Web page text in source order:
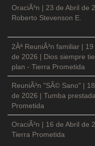
OraciÃ³n | 23 de Abril de
Roberto Stevenson E.
2Âª ReuniÃ³n familiar |
de 2026 | Dios siempre
plan - Tierra Prometida
ReuniÃ³n "SÃ© Sano" |
de 2026 | Tumba
Prometida
OraciÃ³n | 16 de Abril de
Tierra Prometida